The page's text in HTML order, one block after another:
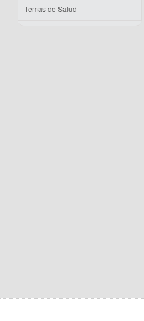
Temas de Salud